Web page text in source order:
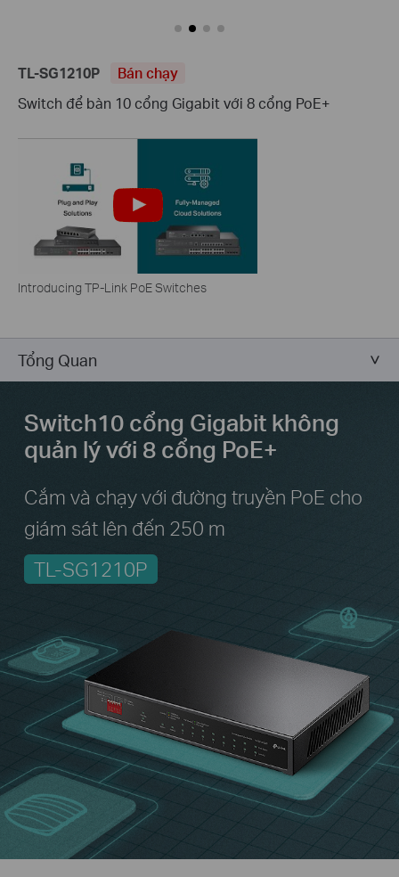
TL-SG1210P
Bán chạy
Switch để bàn 10 cổng Gigabit với 8 cổng PoE+
Introducing TP-Link PoE Switches
Tổng Quan
Switch10 cổng Gigabit không
quản lývới 8 cổng PoE+
Cắm và chạy với đường truyền PoE cho
giám sát lên đến 250 m
TL-SG1210P